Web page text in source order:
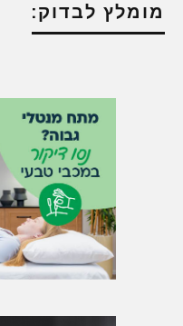
מומלץ לבדוק: